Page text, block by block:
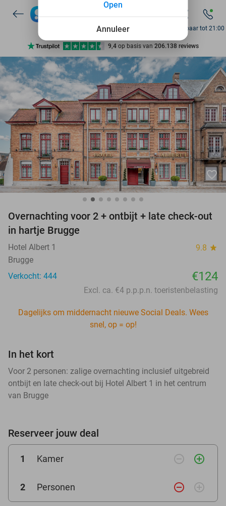
7 dagen per week beschikbaar
10+ miljoen leden
9,4 op basis van 206.138 reviews
Ontdek 15.000+ deals
7 dagen per week beschikbaar
10+ miljoen leden
Bereikbaar tot 21:00
favorite_border
Overnachting voor 2 + ontbijt + late check-out
in hartje Brugge
Hotel Albert 1 9.8 star
Brugge
Verkocht: 444
€124
Excl. ca. €4 p.p.p.n. toeristenbelasting
Dagelijks om middernacht nieuwe Social Deals. Wees
snel, op = op!
In het kort
Voor 2 personen: zalige overnachting inclusief uitgebreid
ontbijt en late check-out bij Hotel Albert 1 in het centrum
van Brugge
Reserveer jouw deal
1 Kamer remove_circle_outline add_circle_outline
2 Personen remove_circle_outline add_circle_outline
Annuleer
Open